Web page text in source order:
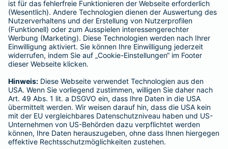
Kranken-Zusatzversicherung
Tierversicherungen
Haftpflichtversicherung
Hausratversicherung
Adresse ändern
Schaden melden
Kilometerstandsmeldung
Serviceübersicht